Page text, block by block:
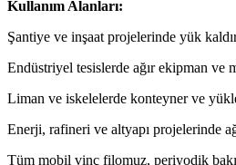
Kullanım Alanları:
Şantiye ve inşaat projelerinde yük
Endüstriyel tesislerde ağır ekipman ve
Liman ve iskelelerde konteyner ve
Enerji, rafineri ve altyapı projelerinde
Tüm mobil vinç filomuz, periyodik